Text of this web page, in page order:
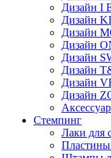
Дизайн I
Дизайн
Дизайн
Дизайн
Дизайн
Дизайн
Дизайн
Дизайн
Стемпинг
Лаки для
Пластины